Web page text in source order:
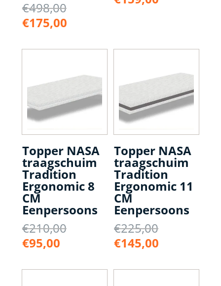
€498,00Oorspronkelijke
prijs
€498,00.
€175,00Huidige
is:
Topper NASA
traagschuim
Tradition
Ergonomic 8
CM
Eenpersoons
€210,00Oorspronkelijke
€210,00.
€95,00Huidige
is:
Topper NASA
traagschuim
Tradition
Ergonomic 11
CM
Eenpersoons
€225,00
prijs
€225,00.
€145,00
is: